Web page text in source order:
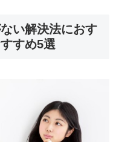
い解決法におす
すめ5選